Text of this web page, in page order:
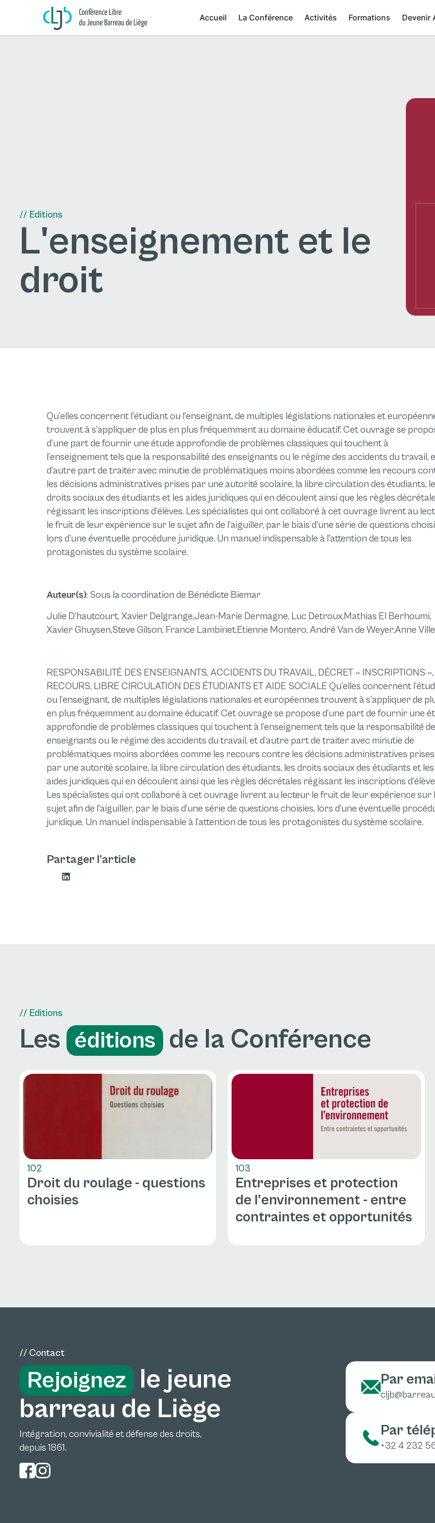
Accueil La Conférence Activités Formations Devenir
// Editions
L'enseignement et le
droit
Qu’elles concernent l’étudiant ou l’enseignant, de multiples législations nationales et
trouvent à s’appliquer de plus en plus fréquemment au domaine éducatif. Cet ouvrage se
d’une part de fournir une étude approfondie de problèmes classiques qui touchent à
l’enseignement tels que la responsabilité des enseignants ou le régime des accidents du travail,
d’autre part de traiter avec minutie de problématiques moins abordées comme les recours
les décisions administratives prises par une autorité scolaire, la libre circulation des étudiants,
droits sociaux des étudiants et les aides juridiques qui en découlent ainsi que les règles
régissant les inscriptions d’élèves. Les spécialistes qui ont collaboré à cet ouvrage livrent au
le fruit de leur expérience sur le sujet afin de l’aiguiller, par le biais d’une série de questions
lors d’une éventuelle procédure juridique. Un manuel indispensable à l’attention de tous les
protagonistes du système scolaire.
Auteur(s): Sous la coordination de Bénédicte Biemar
Julie D’hautcourt, Xavier Delgrange,Jean-Marie Dermagne, Luc Detroux,Mathias El Berhoumi,
Xavier Ghuysen,Steve Gilson, France Lambinet,Etienne Montero, André Van de Weyer,Anne
RESPONSABILITÉ DES ENSEIGNANTS, ACCIDENTS DU TRAVAIL, DÉCRET « INSCRIPTIONS »,
RECOURS, LIBRE CIRCULATION DES ÉTUDIANTS ET AIDE SOCIALE Qu’elles concernent
ou l’enseignant, de multiples législations nationales et européennes trouvent à s’appliquer de
en plus fréquemment au domaine éducatif. Cet ouvrage se propose d’une part de fournir une
approfondie de problèmes classiques qui touchent à l’enseignement tels que la responsabilité
enseignants ou le régime des accidents du travail, et d’autre part de traiter avec minutie de
problématiques moins abordées comme les recours contre les décisions administratives prises
par une autorité scolaire, la libre circulation des étudiants, les droits sociaux des étudiants et les
aides juridiques qui en découlent ainsi que les règles décrétales régissant les inscriptions
Les spécialistes qui ont collaboré à cet ouvrage livrent au lecteur le fruit de leur expérience sur
sujet afin de l’aiguiller, par le biais d’une série de questions choisies, lors d’une éventuelle
juridique. Un manuel indispensable à l’attention de tous les protagonistes du système scolaire.
Partager l'article
// Editions
Les éditions de la Conférence
102
Droit du roulage - questions
choisies
103
Entreprises et protection
de l'environnement - entre
contraintes et opportunités
// Contact
Rejoignez le jeune
barreau de Liège
Intégration, convivialité et défense des droits,
depuis 1861.
Par
Par
+32 4 232